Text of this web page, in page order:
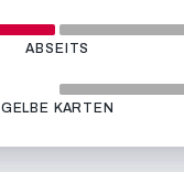
ABSEITS
GELBE KARTEN